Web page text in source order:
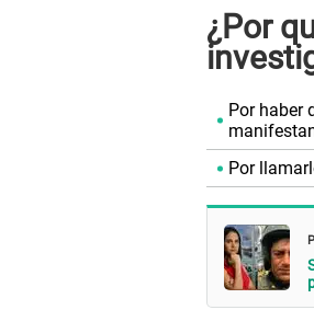
¿Por
Por haber
Por